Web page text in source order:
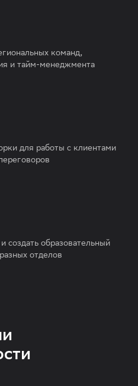
команд,
и тайм-менеджмента
для работы с клиентами
создать образовательный
отделов